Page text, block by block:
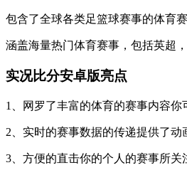
包含了全球各类足篮球赛事的体育
涵盖海量热门体育赛事，包括英超
实况比分安卓版亮点
1、网罗了丰富的体育的赛事内容
2、实时的赛事数据的传递提供了动
3、方便的直击你的个人的赛事所